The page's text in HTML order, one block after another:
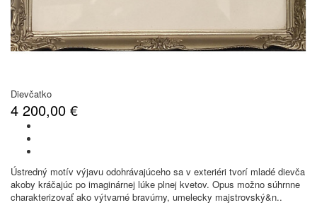
Dievčatko
4 200,00 €
Ústredný motív výjavu odohrávajúceho sa v exteriéri tvorí mladé dievča
akoby kráčajúc po imaginárnej lúke plnej kvetov. Opus možno súhrnne
charakterizovať ako výtvarné bravúrny, umelecky majstrovský&n..